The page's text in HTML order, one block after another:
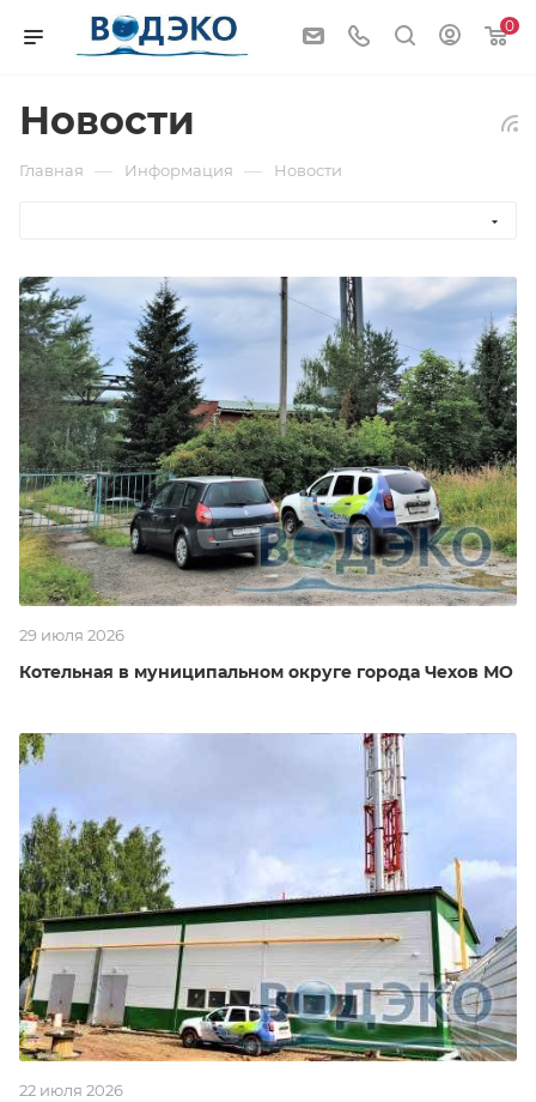
0
Новости
Главная — Информация — Новости
29 июля 2026
Котельная в муниципальном округе города Чехов МО
22 июля 2026